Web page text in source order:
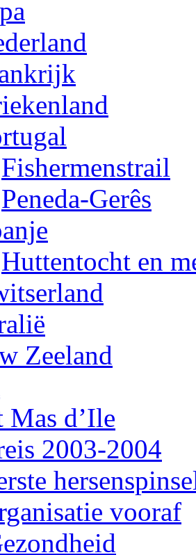
Fishermenstrail
Peneda-Gerês
Huttentocht en
Zeeland
Mas d’Ile
2003-2004
vooraf